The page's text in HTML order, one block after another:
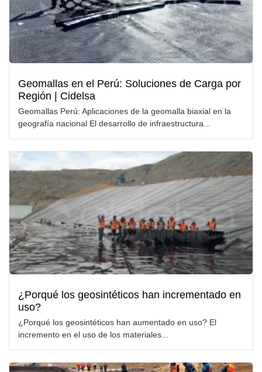
Geomallas en el Perú: Soluciones de Carga por
Región | Cidelsa
Geomallas Perú: Aplicaciones de la geomalla biaxial en la
geografía nacional El desarrollo de infraestructura...
¿Porqué los geosintéticos han incrementado en
uso?
¿Porqué los geosintéticos han aumentado en uso? El
incremento en el uso de los materiales...